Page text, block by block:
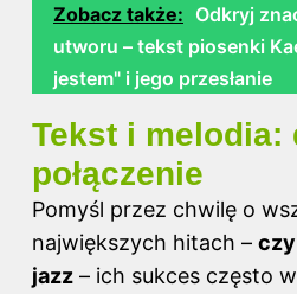
Zobacz także: Odkryj
utworu – tekst piosenki
jestem" i jego przesłanie
Tekst i melodia:
połączenie
Pomyśl przez chwilę o
największych hitach –
jazz – ich sukces często